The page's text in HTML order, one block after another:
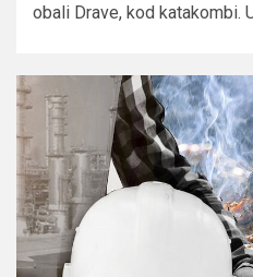
obali Drave, kod katakombi.